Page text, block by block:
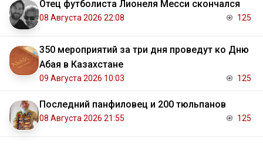
Отец футболиста Лионеля Месси скончался
08 Августа 2026 22:08 125
350 мероприятий за три дня проведут ко Дню
Абая в Казахстане
09 Августа 2026 10:03 125
Последний панфиловец и 200 тюльпанов
08 Августа 2026 21:55 125